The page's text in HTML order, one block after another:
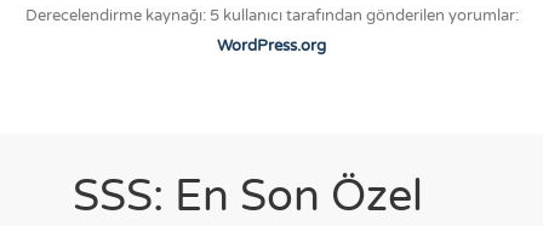
Derecelendirme kaynağı: 5 kullanıcı tarafından gönderilen yorumlar:
WordPress.org
SSS: En Son Özel